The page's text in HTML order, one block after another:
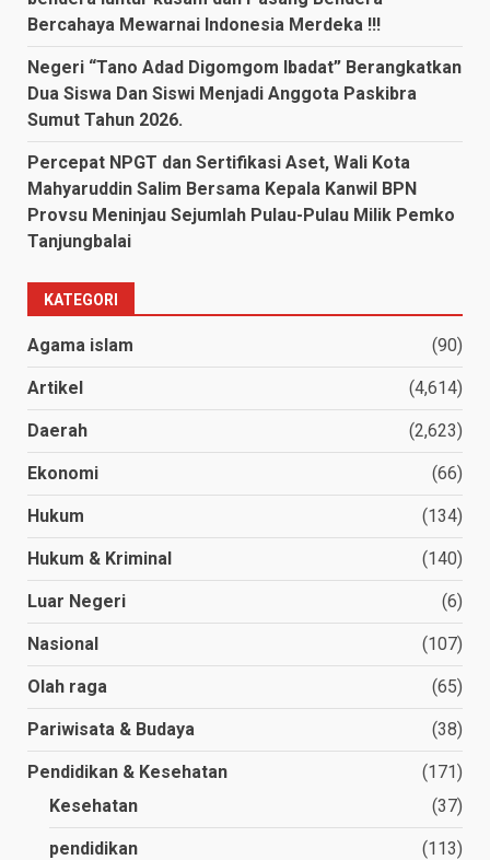
Bercahaya Mewarnai Indonesia Merdeka !!!
Negeri “Tano Adad Digomgom Ibadat” Berangkatkan
Dua Siswa Dan Siswi Menjadi Anggota Paskibra
Sumut Tahun 2026.
Percepat NPGT dan Sertifikasi Aset, Wali Kota
Mahyaruddin Salim Bersama Kepala Kanwil BPN
Provsu Meninjau Sejumlah Pulau-Pulau Milik Pemko
Tanjungbalai
KATEGORI
Agama islam (90)
Artikel (4,614)
Daerah (2,623)
Ekonomi (66)
Hukum (134)
Hukum & Kriminal (140)
Luar Negeri (6)
Nasional (107)
Olah raga (65)
Pariwisata & Budaya (38)
Pendidikan & Kesehatan
(171)
Kesehatan
(37)
pendidikan (113)